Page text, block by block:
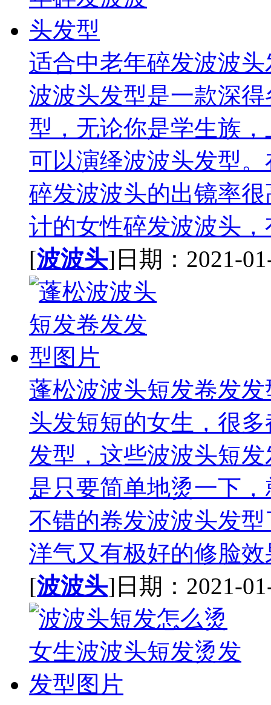
适合中老年碎发波波头
波波头发型是一款深
型，无论你是学生族
可以演绎波波头发型
碎发波波头的出镜率
计的女性碎发波波头，
[波波头]日期：2021-
蓬松波波头短发卷发
头发短短的女生，很
发型，这些波波头短
是只要简单地烫一下
不错的卷发波波头发
洋气又有极好的修脸效
[波波头]日期：2021-